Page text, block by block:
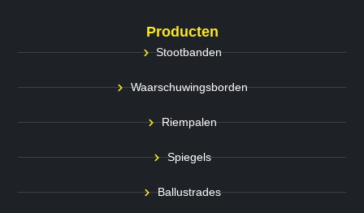
Producten
Stootbanden
Waarschuwingsborden
Riempalen
Spiegels
Ballustrades